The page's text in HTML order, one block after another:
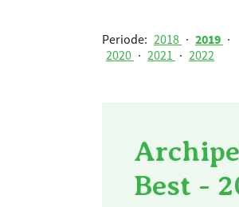
Periode: 2018 · 2019 ·
2020 · 2021 · 2022
Best -